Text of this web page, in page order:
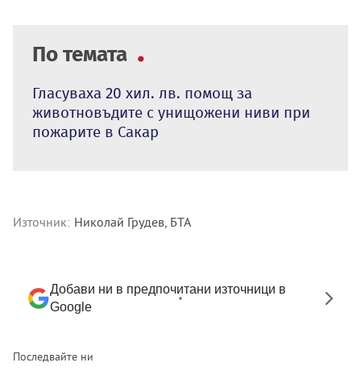
По темата
Гласуваха 20 хил. лв. помощ за
животновъдите с унищожени ниви при
пожарите в Сакар
Източник: Николай Грудев, БТА
Добави ни в предпочитани източници в
Google
Последвайте ни